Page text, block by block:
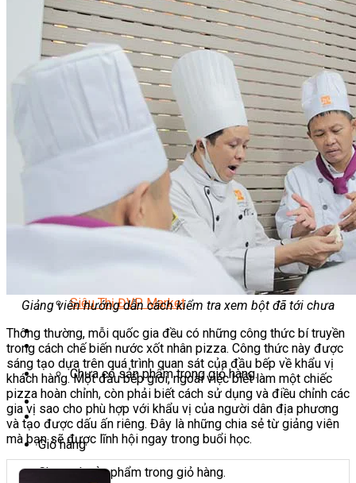
Hướng Dẫn Du Lịch
Quản Trị Lữ Hành
Marketing
Tạo Mẫu Và Chăm Sóc Sắc Đẹp
Truyền Thông Đa Phương Tiện
Công Nghệ Thông Tin
An Ninh Mạng
Thiết Kế Đồ Họa
Âm Nhạc
Điện Công Nghiệp Và Dân Dụng
Văn Hóa Phổ Thông
Nâng Cao Năng Lực Tiếng Anh – Chuẩn TOEIC
HỌC BỔNG 2026
Học kỹ năng
Đào Tạo Nghề
Siêu Thị ĐVP Market
Chưa có sản phẩm trong giỏ hàng.
Giỏ hàng
Chưa có sản phẩm trong giỏ hàng.
Giảng viên hướng dẫn cách kiểm tra xem bột đã tới chưa
Thông thường, mỗi quốc gia đều có những công thức bí truyền
trong cách chế biến nước xốt nhân pizza. Công thức này được
sáng tạo dựa trên quá trình quan sát của đầu bếp về khẩu vị
khách hàng. Một đầu bếp giỏi, ngoài việc biết làm một chiếc
pizza hoàn chỉnh, còn phải biết cách sử dụng và điều chỉnh các
gia vị sao cho phù hợp với khẩu vị của người dân địa phương
và tạo được dấu ấn riêng. Đây là những chia sẻ từ giảng viên
mà bạn sẽ được lĩnh hội ngay trong buổi học.